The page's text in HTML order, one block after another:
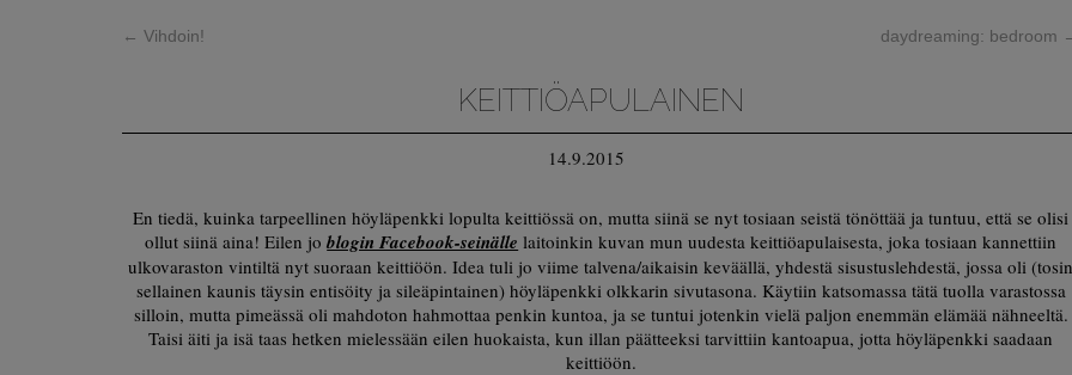
← Vihdoin! daydreaming: bedroom
KEITTIÖAPULAINEN
14.9.2015
En tiedä, kuinka tarpeellinen höyläpenkki lopulta keittiössä on, mutta siinä se nyt tosiaan seistä tönöttää ja tuntuu, että se olisi
ollut siinä aina! Eilen joblogin Facebook-seinälle laitoinkin kuvan mun uudesta keittiöapulaisesta, joka tosiaan kannettiin
ulkovaraston vintiltä nyt suoraan keittiöön. Idea tuli jo viime talvena/aikaisin keväällä, yhdestä sisustuslehdestä, jossa oli
sellainen kaunis täysin entisöity ja sileäpintainen) höyläpenkki olkkarin sivutasona. Käytiin katsomassa tätä tuolla varastossa
silloin, mutta pimeässä oli mahdoton hahmottaa penkin kuntoa, ja se tuntui jotenkin vielä paljon enemmän elämää nähneeltä.
Taisi äiti ja isä taas hetken mielessään eilen huokaista, kun illan päätteeksi tarvittiin kantoapua, jotta höyläpenkki saadaan
keittiöön.